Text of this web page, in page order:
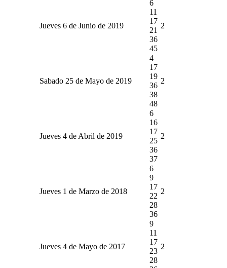
Jueves 6 de Junio de 2019
6
11
17
21
36
45
2
Sabado 25 de Mayo de 2019
4
17
19
36
38
48
2
Jueves 4 de Abril de 2019
6
16
17
25
36
37
2
Jueves 1 de Marzo de 2018
6
9
17
22
28
36
2
Jueves 4 de Mayo de 2017
9
11
17
23
28
2